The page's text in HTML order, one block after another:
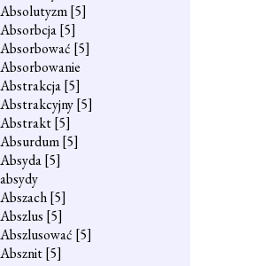
Absolutyzm[5]
Absorbcja[5]
Absorbować [5]
Absorbowanie
Abstrakcja[5]
Abstrakcyjny[5]
Abstrakt[5]
Absurdum[5]
Absyda[5]
absydy
Abszach[5]
Abszlus [5]
Abszlusować [5]
Absznit[5]